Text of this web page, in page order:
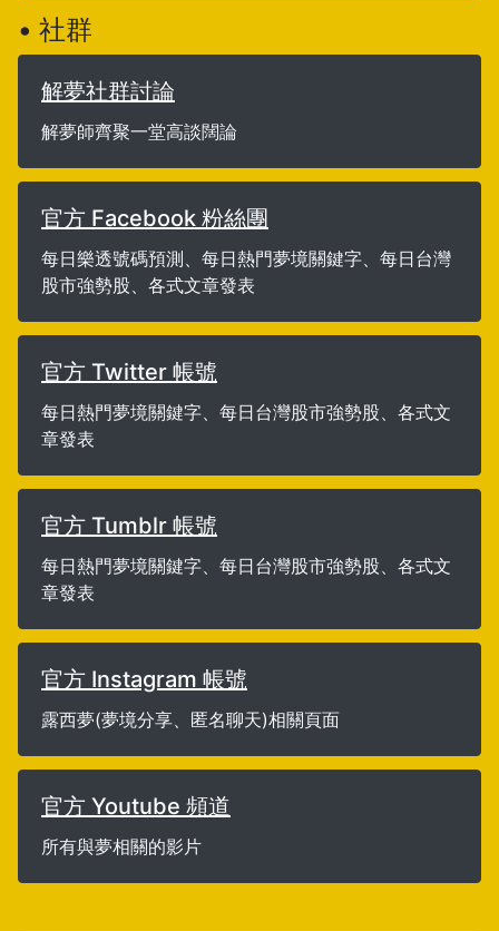
• 社群
解夢社群討論
解夢師齊聚一堂高談闊論
官方 Facebook 粉絲團
每日樂透號碼預測、每日熱門夢境關鍵字、每日台灣
股市強勢股、各式文章發表
官方 Twitter 帳號
每日熱門夢境關鍵字、每日台灣股市強勢股、各式文
章發表
官方 Tumblr 帳號
每日熱門夢境關鍵字、每日台灣股市強勢股、各式文
章發表
官方 Instagram 帳號
露西夢(夢境分享、匿名聊天)相關頁面
官方 Youtube 頻道
所有與夢相關的影片